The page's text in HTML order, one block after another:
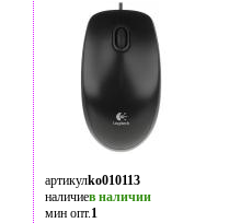
артикулko010113
наличиев наличии
мин опт.1